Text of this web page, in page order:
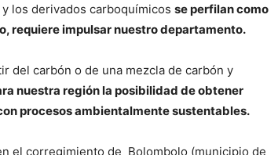
los derivados carboquímicos se perfilan como
requiere impulsar nuestro departamento.
del carbón o de una mezcla de carbón y
nuestra región la posibilidad de obtener
procesos ambientalmente sustentables.
el corregimiento de Bolombolo (municipio de